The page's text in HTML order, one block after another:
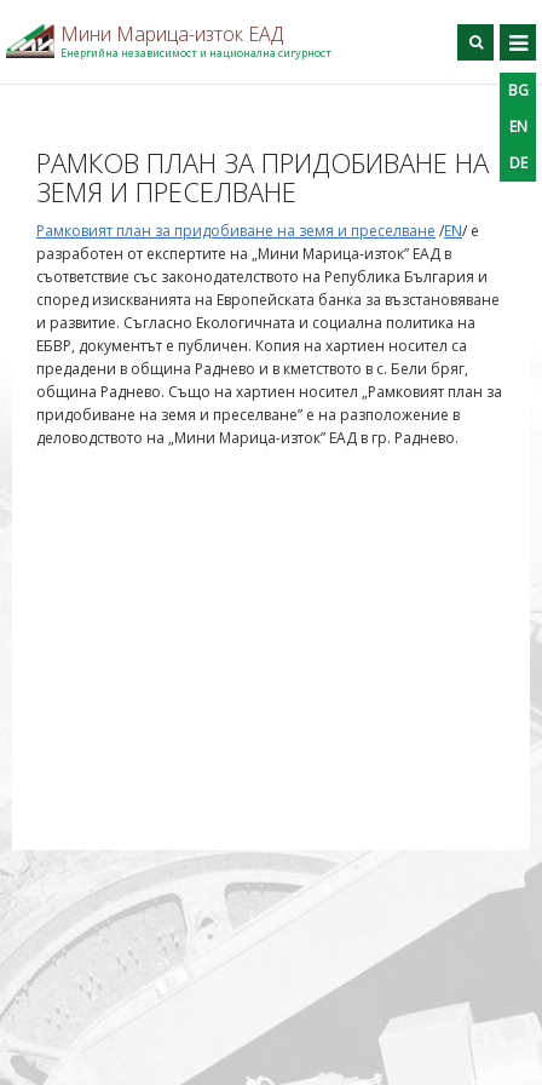
Мини Марица-изток ЕАД
Енергийна независимост и национална сигурност
Търси
BG
EN
DE
РАМКОВ ПЛАН ЗА ПРИДОБИВАНЕ НА
ЗЕМЯ И ПРЕСЕЛВАНЕ
Рамковият план за придобиване на земя и преселване /EN/ е
разработен от експертите на „Мини Марица-изток” ЕАД в
съответствие със законодателството на Република България и
според изискванията на Европейската банка за възстановяване
и развитие. Съгласно Екологичната и социална политика на
ЕБВР, документът е публичен. Копия на хартиен носител са
предадени в община Раднево и в кметството в с. Бели бряг,
община Раднево. Също на хартиен носител „Рамковият план за
придобиване на земя и преселване” е на разположение в
деловодството на „Мини Марица-изток” ЕАД в гр. Раднево.
DE
Начало
Производство
Профил на купувача
Професионално обучение
Информационен център
Проекти
Контакти